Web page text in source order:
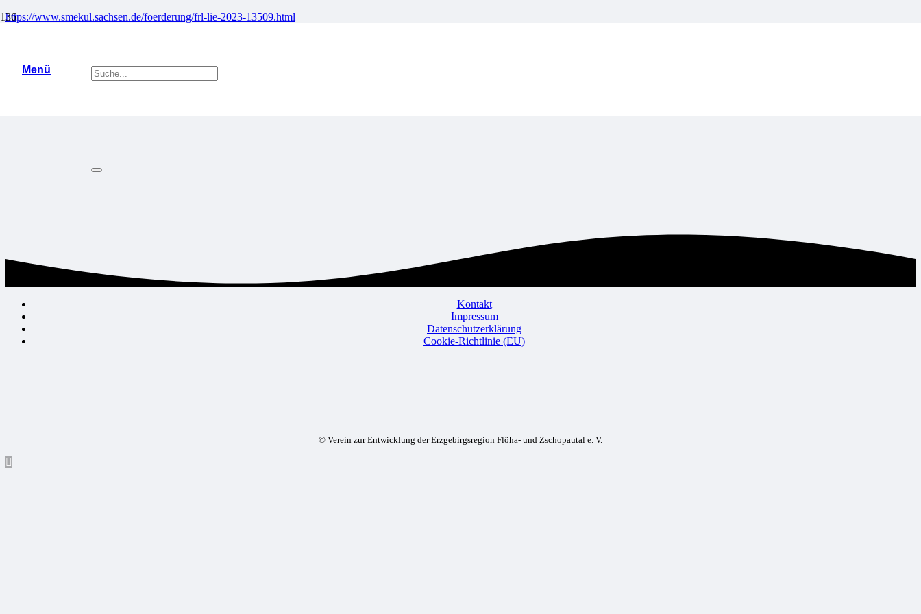
Menü
https://www.smekul.sachsen.de/foerderung/frl-lie-2023-13509.html
Kontakt
Impressum
Datenschutzerklärung
Cookie-Richtlinie (EU)
© Verein zur Entwicklung der Erzgebirgsregion Flöha- und Zschopautal e. V.